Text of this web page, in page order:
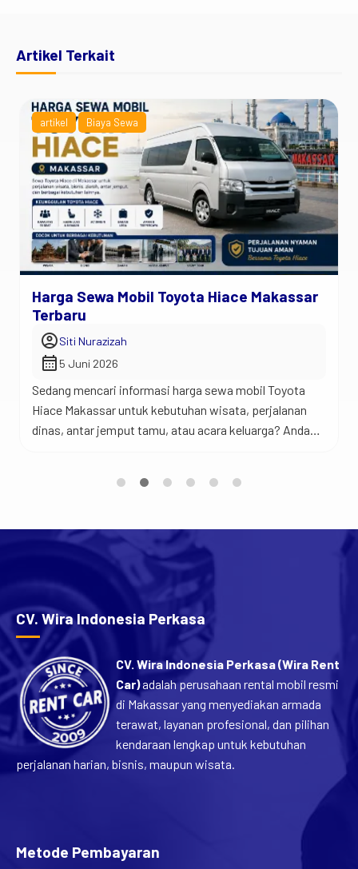
Artikel Terkait
artikel Biaya Sewa
Harga Sewa Mobil Toyota Hiace Makassar
Terbaru
account_circleSiti Nurazizah
calendar_month 5 Juni 2026
Sedang mencari informasi harga sewa mobil Toyota
Hiace Makassar untuk kebutuhan wisata, perjalanan
dinas, antar jemput tamu, atau acara keluarga? Anda
perjalanan rombongan karena menawarkan kabin yang
kenyamanan yang sulit ditandingi mobil keluarga biasa.
CV. Wira Indonesia Perkasa
CV. Wira Indonesia Perkasa (Wira Rent
Car)adalah perusahaan rental mobil resmi
di Makassar yang menyediakan armada
terawat, layanan profesional, dan pilihan
kendaraan lengkap untuk kebutuhan
perjalanan harian, bisnis, maupun wisata.
Metode Pembayaran